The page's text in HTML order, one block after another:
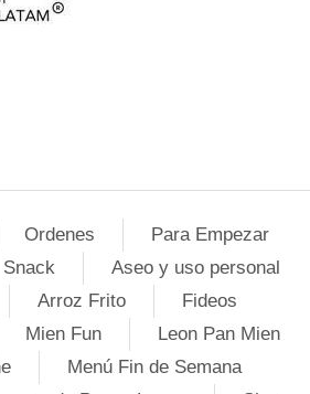
Ordenes
Para Empezar
Snack
Aseo y uso personal
Arroz Frito
Fideos
Mien Fun
Leon Pan Mien
Menú Fin de Semana